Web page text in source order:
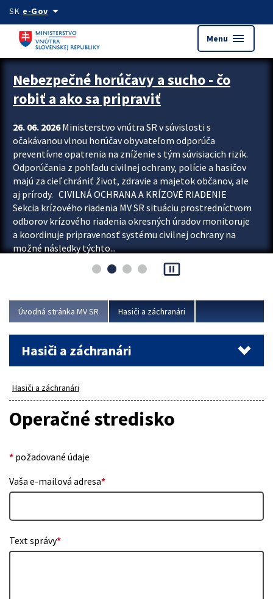
Preskocit na hlavný obsah
SK e-Govarrow_drop_down
Menu menu
Zastavit automatický posun upútavok
Nebezpečné horúčavy a sucho - čo
robiť a ako sa pripraviť
26. 06. 2026Ministerstvo vnútra SR v súvislosti s
očakávanou vlnou horúčav obyvateľom odporúča
preventívne opatrenia na zníženie s tým súvisiacich rizík.
Odporúčania z pohľadu civilnej ochrany, polície a hasičov
majú za cieľ chrániť život, zdravie a majetok občanov, ale
aj prírody. CIVILNÁ OCHRANA A KRÍZOVÉ RIADENIE
Sekcia krízového riadenia MV SR situáciu prostredníctvom
odborov krízového riadenia okresných úradov monitoruje
a koordinuje pripravenosť systému civilnej ochrany na
možné následky týchto...
pause_presentation
Úvodná stránka MV SR Hasiči a záchranári
Hasiči a záchranári
Hasiči a záchranári
Operačné stredisko
* požadované údaje
Vaša e-mailová adresa*
Text správy*